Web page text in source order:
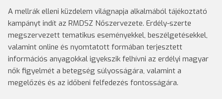
A mellrák elleni küzdelem világnapja alkalmából tájékoztató
kampányt indít az RMDSZ Nőszervezete. Erdély-szerte
megszervezett tematikus eseményekkel, beszélgetésekkel,
valamint online és nyomtatott formában terjesztett
információs anyagokkal igyekszik felhívni az erdélyi magyar
nők figyelmét a betegség súlyosságára, valamint a
megelőzés és az időbeni felfedezés fontosságára.